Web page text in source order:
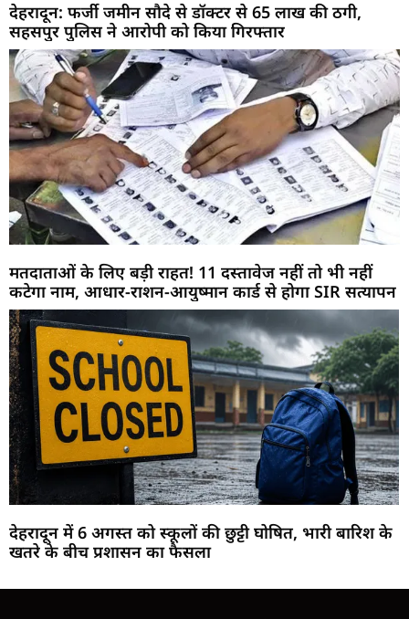
देहरादून: फर्जी जमीन सौदे से डॉक्टर से 65 लाख की ठगी,
सहसपुर पुलिस ने आरोपी को किया गिरफ्तार
मतदाताओं के लिए बड़ी राहत! 11 दस्तावेज नहीं तो भी नहीं
कटेगा नाम, आधार-राशन-आयुष्मान कार्ड से होगा SIR सत्यापन
देहरादून में 6 अगस्त को स्कूलों की छुट्टी घोषित, भारी बारिश के
खतरे के बीच प्रशासन का फैसला